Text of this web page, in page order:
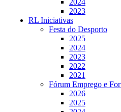
2023
RL Iniciativas
Festa do Desporto
2025
2024
2023
2022
2021
Fórum Emprego e
2026
2025